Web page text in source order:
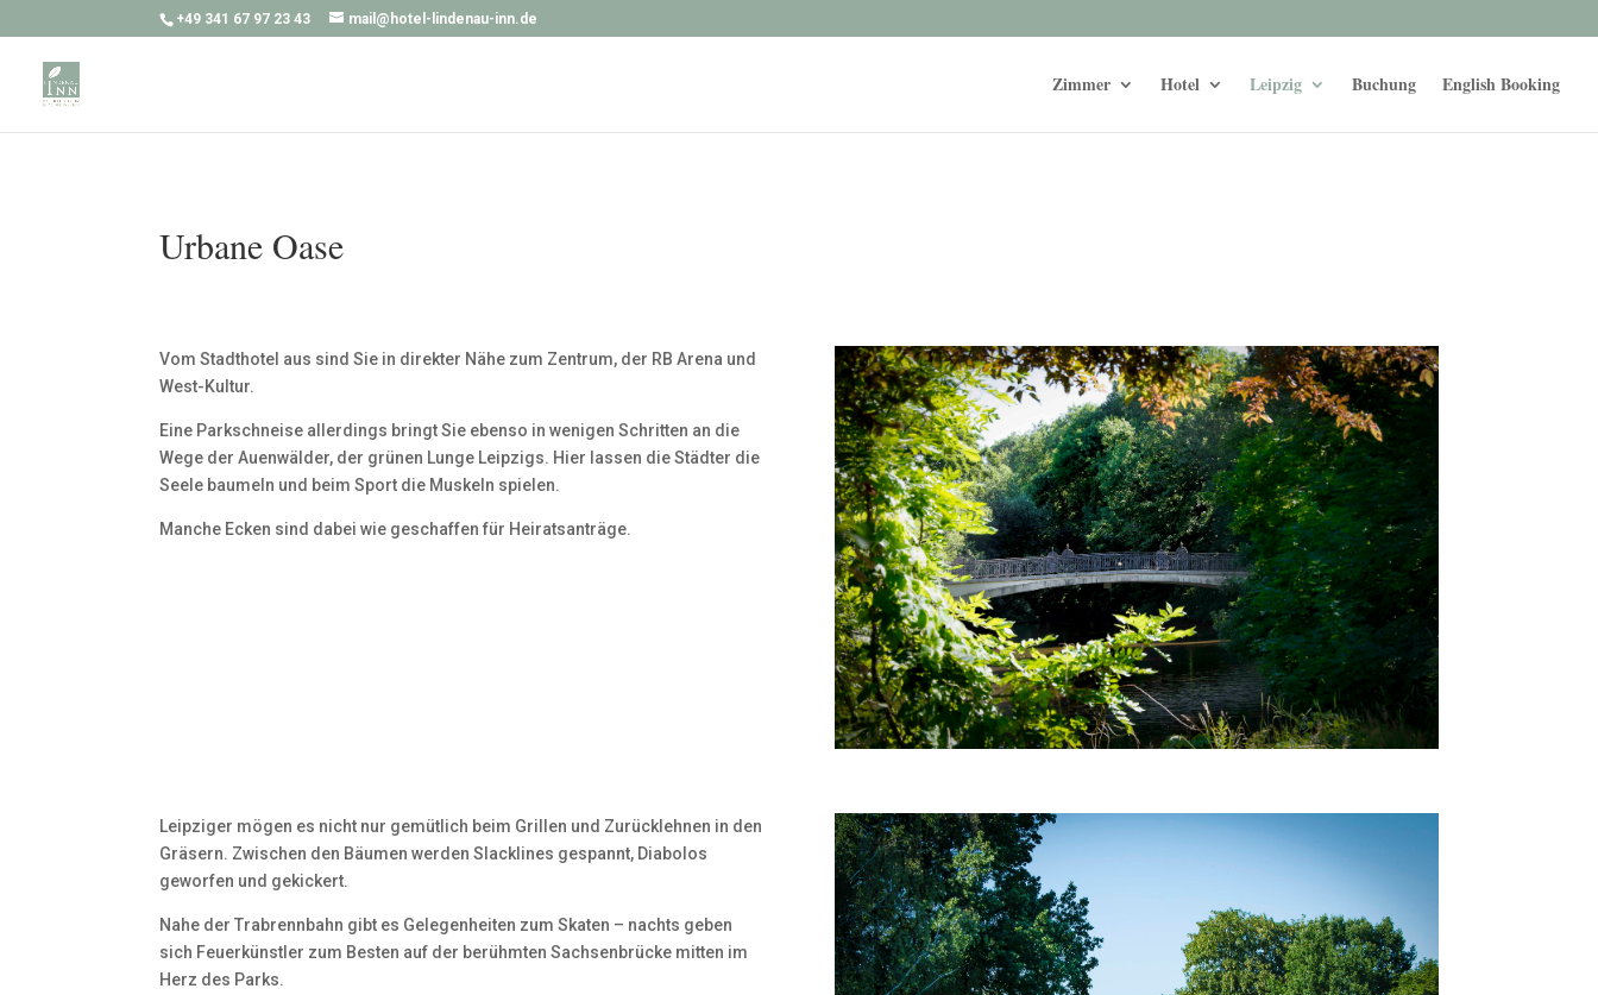
+49 341 67 97 23 43 mail@hotel-lindenau-inn.de
Zimmer Hotel Leipzig Buchung English Booking
Urbane Oase
Vom Stadthotel aus sind Sie in direkter Nähe zum Zentrum, der RB Arena und
West-Kultur.
Eine Parkschneise allerdings bringt Sie ebenso in wenigen Schritten an die
Wege der Auenwälder, der grünen Lunge Leipzigs. Hier lassen die Städter die
Seele baumeln und beim Sport die Muskeln spielen.
Manche Ecken sind dabei wie geschaffen für Heiratsanträge.
Leipziger mögen es nicht nur gemütlich beim Grillen und Zurücklehnen in den
Gräsern. Zwischen den Bäumen werden Slacklines gespannt, Diabolos
geworfen und gekickert.
Nahe der Trabrennbahn gibt es Gelegenheiten zum Skaten – nachts geben
sich Feuerkünstler zum Besten auf der berühmten Sachsenbrücke mitten im
Herz des Parks.